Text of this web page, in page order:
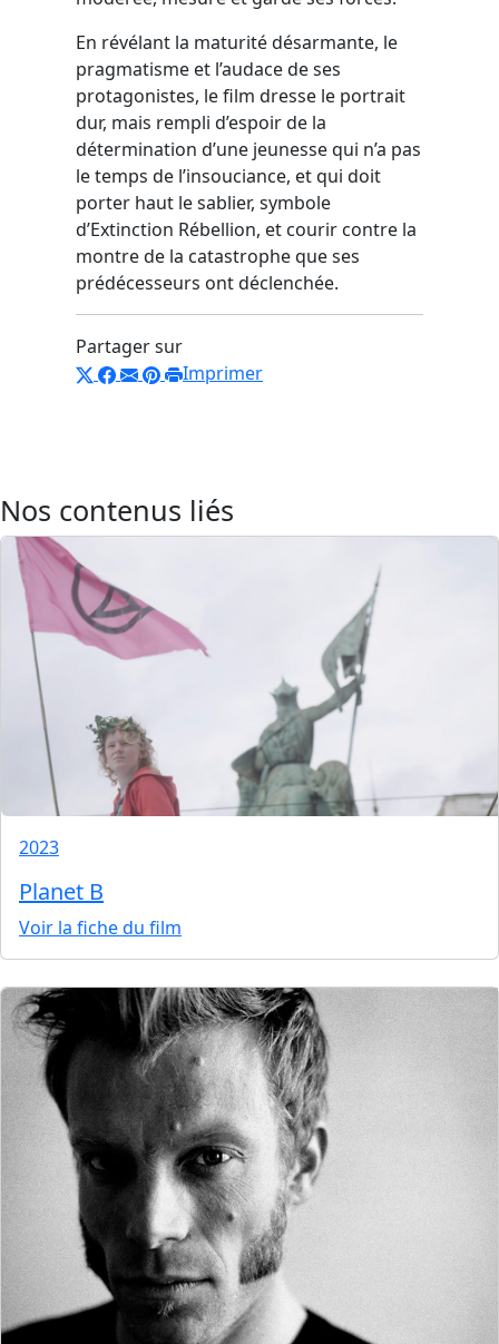
En révélant la maturité désarmante, le
pragmatisme et l’audace de ses
protagonistes, le film dresse le portrait
dur, mais rempli d’espoir de la
détermination d’une jeunesse qui n’a pas
le temps de l’insouciance, et qui doit
porter haut le sablier, symbole
d’Extinction Rébellion, et courir contre la
montre de la catastrophe que ses
prédécesseurs ont déclenchée.
Partager sur
Imprimer
Nos contenus liés
2023
Planet B
Voir la fiche du film